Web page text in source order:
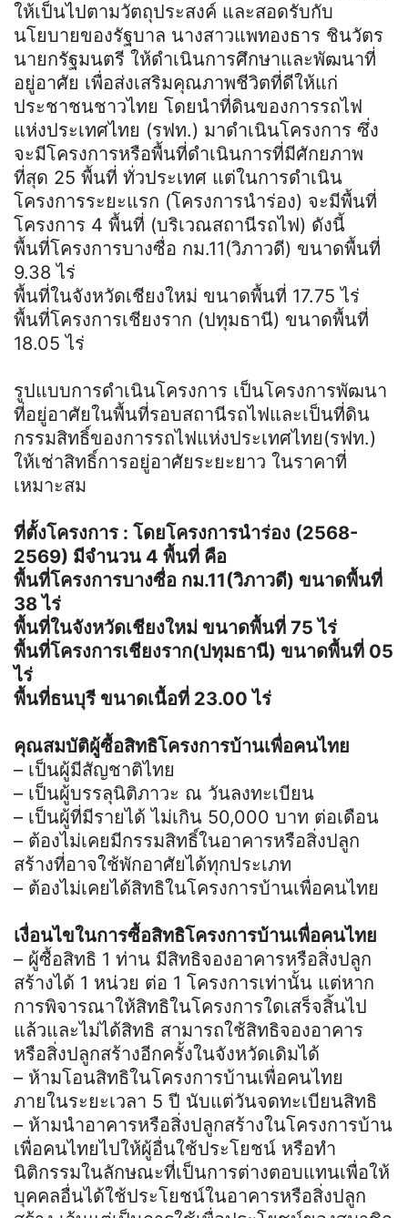
ให้เป็นไปตามวัตถุประสงค์ และสอดรับกับ
นโยบายของรัฐบาล นางสาวแพทองธาร ชินวัตร
นายกรัฐมนตรี ให้ดำเนินการศึกษาและพัฒนาที่
อยู่อาศัย เพื่อส่งเสริมคุณภาพชีวิตที่ดีให้แก่
ประชาชนชาวไทย โดยนำที่ดินของการรถไฟ
แห่งประเทศไทย (รฟท.) มาดำเนินโครงการ ซึ่ง
จะมีโครงการหรือพื้นที่ดำเนินการที่มีศักยภาพ
ที่สุด 25 พื้นที่ ทั่วประเทศ แต่ในการดำเนิน
โครงการระยะแรก (โครงการนำร่อง) จะมีพื้นที่
โครงการ 4 พื้นที่ (บริเวณสถานีรถไฟ) ดังนี้
พื้นที่โครงการบางซื่อ กม.11(วิภาวดี) ขนาดพื้นที่
9.38 ไร่
พื้นที่ในจังหวัดเชียงใหม่ ขนาดพื้นที่ 17.75 ไร่
พื้นที่โครงการเชียงราก (ปทุมธานี) ขนาดพื้นที่
18.05 ไร่
รูปแบบการดำเนินโครงการ เป็นโครงการพัฒนา
ที่อยู่อาศัยในพื้นที่รอบสถานีรถไฟและเป็นที่ดิน
กรรมสิทธิ์ของการรถไฟแห่งประเทศไทย(รฟท.)
ให้เช่าสิทธิ์การอยู่อาศัยระยะยาว ในราคาที่
เหมาะสม
ที่ตั้งโครงการ : โดยโครงการนำร่อง (2568-
2569) มีจำนวน 4 พื้นที่ คือ
พื้นที่โครงการบางซื่อ กม.11(วิภาวดี) ขนาดพื้นที่
38 ไร่
พื้นที่ในจังหวัดเชียงใหม่ ขนาดพื้นที่ 75 ไร่
พื้นที่โครงการเชียงราก(ปทุมธานี) ขนาดพื้นที่ 05
ไร่
พื้นที่ธนบุรี ขนาดเนื้อที่ 23.00 ไร่
คุณสมบัติผู้ซื้อสิทธิโครงการบ้านเพื่อคนไทย
– เป็นผู้มีสัญชาติไทย
– เป็นผู้บรรลุนิติภาวะ ณ วันลงทะเบียน
– เป็นผู้ที่มีรายได้ ไม่เกิน 50,000 บาท ต่อเดือน
– ต้องไม่เคยมีกรรมสิทธิ์ในอาคารหรือสิ่งปลูก
สร้างที่อาจใช้พักอาศัยได้ทุกประเภท
– ต้องไม่เคยได้สิทธิในโครงการบ้านเพื่อคนไทย
เงื่อนไขในการซื้อสิทธิโครงการบ้านเพื่อคนไทย
– ผู้ซื้อสิทธิ 1 ท่าน มีสิทธิจองอาคารหรือสิ่งปลูก
สร้างได้ 1 หน่วย ต่อ 1 โครงการเท่านั้น แต่หาก
การพิจารณาให้สิทธิในโครงการใดเสร็จสิ้นไป
แล้วและไม่ได้สิทธิ สามารถใช้สิทธิจองอาคาร
หรือสิ่งปลูกสร้างอีกครั้งในจังหวัดเดิมได้
– ห้ามโอนสิทธิในโครงการบ้านเพื่อคนไทย
ภายในระยะเวลา 5 ปี นับแต่วันจดทะเบียนสิทธิ
– ห้ามนำอาคารหรือสิ่งปลูกสร้างในโครงการบ้าน
เพื่อคนไทยไปให้ผู้อื่นใช้ประโยชน์ หรือทำ
นิติกรรมในลักษณะที่เป็นการต่างตอบแทนเพื่อให้
บุคคลอื่นได้ใช้ประโยชน์ในอาคารหรือสิ่งปลูก